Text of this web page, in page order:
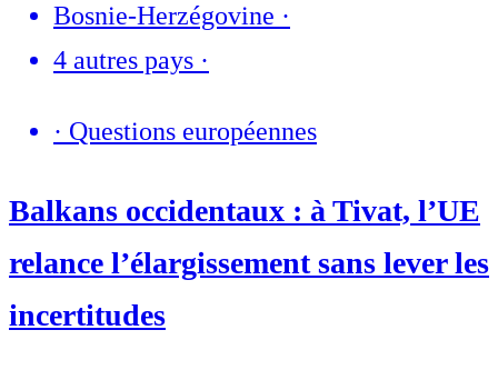
Bosnie-Herzégovine ·
4 autres pays ·
· Questions européennes
Balkans occidentaux : à Tivat, l’UE
relance l’élargissement sans lever les
incertitudes